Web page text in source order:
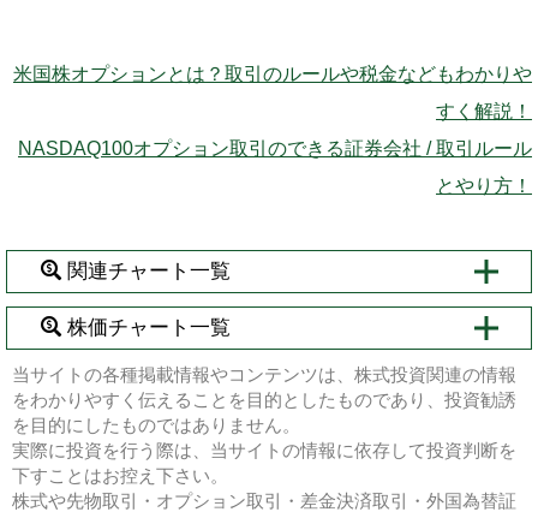
米国株オプションとは？取引のルールや税金などもわかりや
すく解説！
NASDAQ100オプション取引のできる証券会社 / 取引ルール
とやり方！
関連チャート一覧
株価チャート一覧
当サイトの各種掲載情報やコンテンツは、株式投資関連の情報
をわかりやすく伝えることを目的としたものであり、投資勧誘
を目的にしたものではありません。
実際に投資を行う際は、当サイトの情報に依存して投資判断を
下すことはお控え下さい。
株式や先物取引・オプション取引・差金決済取引・外国為替証